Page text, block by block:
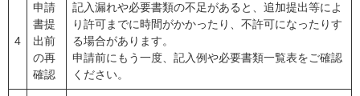
4
申請
書提
出前
の再
確認
記入漏れや必要書類の不足があると、追加提出等によ
り許可までに時間がかかったり、不許可になったりす
る場合があります。
申請前にもう一度、記入例や必要書類一覧表をご確認
ください。